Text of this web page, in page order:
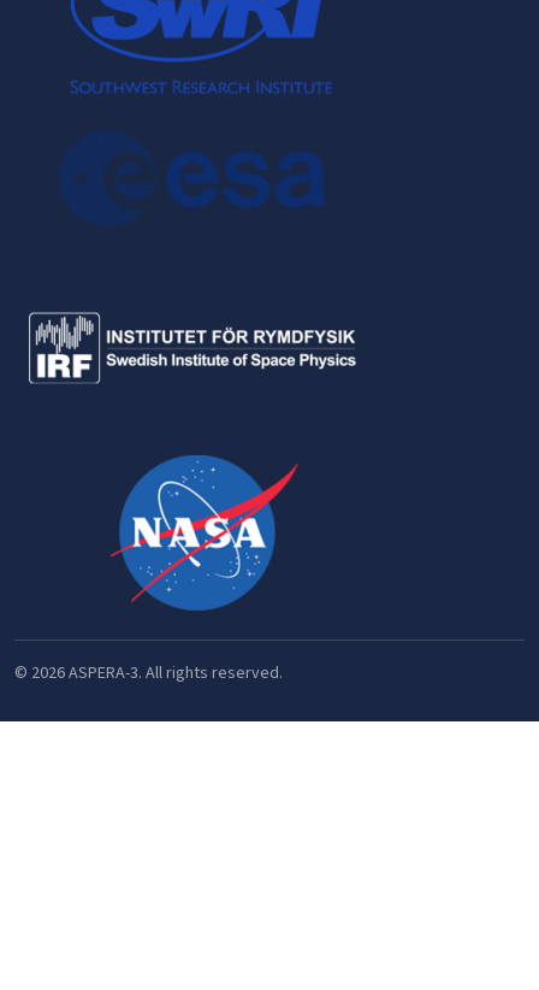
© 2026 ASPERA-3. All rights reserved.